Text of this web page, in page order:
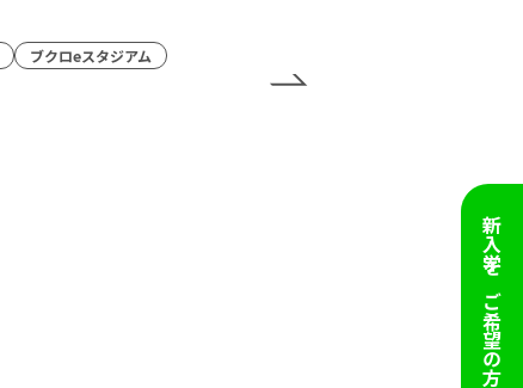
新入学を
ご希望の方
ブクロeスタジアム